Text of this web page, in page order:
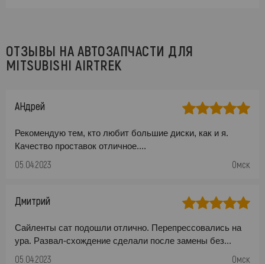
ОТЗЫВЫ НА АВТОЗАПЧАСТИ ДЛЯ
MITSUBISHI AIRTREK
АНдрей
Рекомендую тем, кто любит большие диски, как и я.
Качество проставок отличное....
05.04.2023 Омск
Дмитрий
Сайленты сат подошли отлично. Перепрессовались на
ура. Развал-схождение сделали после замены без...
05.04.2023 Омск